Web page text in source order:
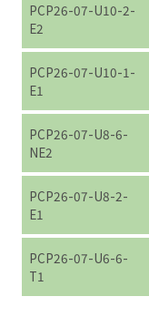
PCP26-07-U10-2-
E2
PCP26-07-U10-1-
E1
PCP26-07-U8-6-
NE2
PCP26-07-U8-2-
E1
PCP26-07-U6-6-
T1